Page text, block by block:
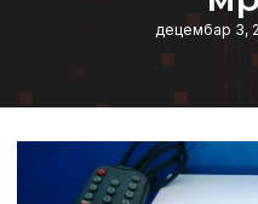
децембар 3,